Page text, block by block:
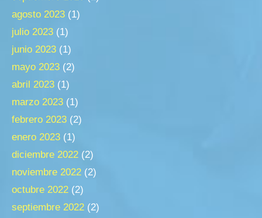
agosto 2023 (1)
julio 2023 (1)
junio 2023 (1)
mayo 2023 (2)
abril 2023 (1)
marzo 2023 (1)
febrero 2023 (2)
enero 2023 (1)
diciembre 2022 (2)
noviembre 2022 (2)
octubre 2022 (2)
septiembre 2022 (2)